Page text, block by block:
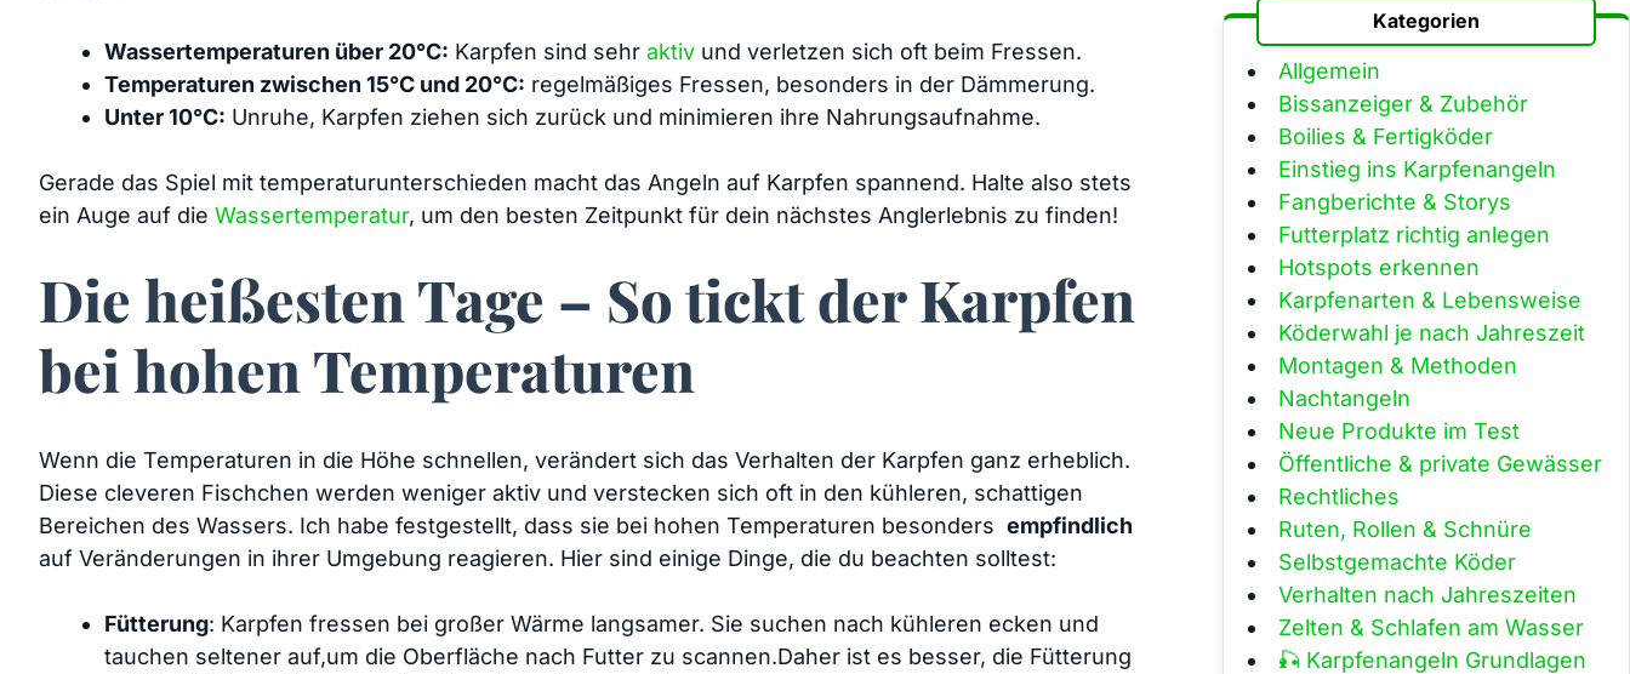
Wassertemperaturen über 20°C: Karpfen sind sehr aktiv und verletzen sich oft beim Fressen.
Temperaturen zwischen 15°C und‍ 20°C: regelmäßiges Fressen, besonders in der Dämmerung.
Unter 10°C: Unruhe, Karpfen ziehen sich zurück und minimieren ihre ‍Nahrungsaufnahme.
Gerade das‍ Spiel⁣ mit temperaturunterschieden ‌macht ‌das Angeln auf Karpfen spannend. Halte also stets
ein Auge⁤ auf die Wassertemperatur, um den besten Zeitpunkt‍ für‌ dein nächstes Anglerlebnis zu finden!
Die⁤ heißesten Tage – So tickt der⁢ Karpfen
bei ‍hohen Temperaturen
Wenn‍ die Temperaturen in die Höhe ‍schnellen, ‌verändert sich⁤ das Verhalten der Karpfen ganz​ erheblich.
Diese cleveren Fischchen werden weniger aktiv und verstecken sich‍ oft in den kühleren, schattigen ​
Bereichen des Wassers. Ich habe festgestellt, dass sie bei hohen Temperaturen besonders ⁣ empfindlich
auf Veränderungen in ihrer Umgebung ⁣reagieren. Hier sind einige Dinge, die du beachten solltest:
Fütterung: Karpfen‌ fressen bei großer Wärme langsamer. Sie suchen nach ‌kühleren ecken und
tauchen seltener⁣ auf,um die Oberfläche‌ nach Futter zu scannen.Daher ist es besser, die Fütterung
Kategorien
Allgemein
Bissanzeiger & Zubehör
Boilies & Fertigköder
Einstieg ins Karpfenangeln
Fangberichte & Storys
Futterplatz richtig anlegen
Hotspots erkennen
Karpfenarten & Lebensweise
Köderwahl je nach Jahreszeit
Montagen & Methoden
Nachtangeln
Neue Produkte im Test
Öffentliche & private Gewässer
Rechtliches
Ruten, Rollen & Schnüre
Selbstgemachte Köder
Verhalten nach Jahreszeiten
Zelten & Schlafen am Wasser
🎣 Karpfenangeln Grundlagen